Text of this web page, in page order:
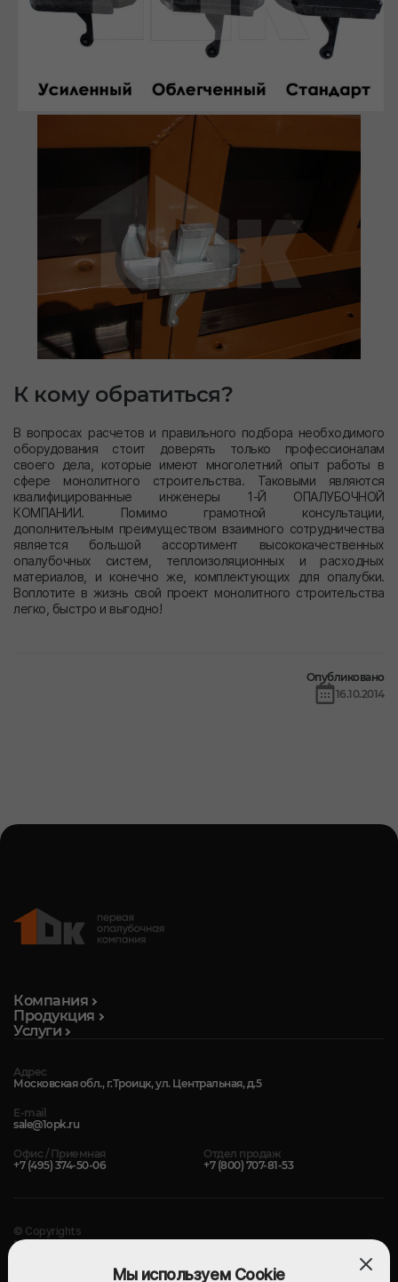
К кому обратиться?
В вопросах расчетов и правильного подбора необходимого
оборудования стоит доверять только профессионалам
своего дела, которые имеют многолетний опыт работы в
сфере монолитного строительства. Таковыми являются
квалифицированные инженеры 1-Й ОПАЛУБОЧНОЙ
КОМПАНИИ. Помимо грамотной консультации,
дополнительным преимуществом взаимного сотрудничества
является большой ассортимент высококачественных
опалубочных систем, теплоизоляционных и расходных
материалов, и конечно же, комплектующих для опалубки.
Воплотите в жизнь свой проект монолитного строительства
легко, быстро и выгодно!
Опубликовано
16.10.2014
Компания
Продукция
Услуги
Адрес
Московская обл., г.Троицк, ул. Центральная, д.5
E-mail
sale@1opk.ru
Офис / Приемная
+7 (495) 374-50-06
Отдел продаж
+7 (800) 707-81-53
© Copyrights
1-Я ОПАЛУБОЧНАЯ КОМПАНИЯ
Мы используем Cookie